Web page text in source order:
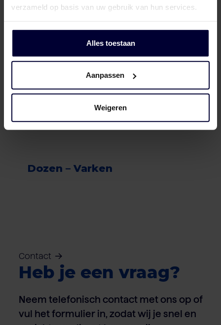
verzameld op basis van uw gebruik van hun services.
Alles toestaan
Aanpassen
Weigeren
Dozen – Varken
Contact
Heb je een vraag?
Neem telefonisch contact met ons op of
vul het formulier in, zodat wij je snel en